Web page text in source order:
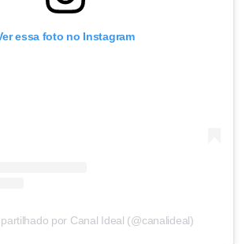
essa foto no Instagram
por Canal Ideal (@canalideal)